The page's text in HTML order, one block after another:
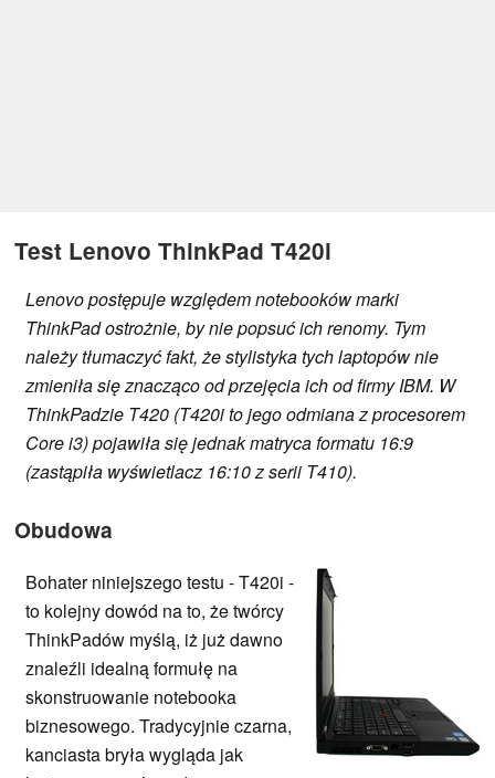
Test Lenovo ThinkPad T420i
Lenovo postępuje względem notebooków marki
ThinkPad ostrożnie, by nie popsuć ich renomy. Tym
należy tłumaczyć fakt, że stylistyka tych laptopów nie
zmieniła się znacząco od przejęcia ich od firmy IBM. W
ThinkPadzie T420 (T420i to jego odmiana z procesorem
Core i3) pojawiła się jednak matryca formatu 16:9
(zastąpiła wyświetlacz 16:10 z serii T410).
Obudowa
Bohater niniejszego testu - T420i -
to kolejny dowód na to, że twórcy
ThinkPadów myślą, iż już dawno
znaleźli idealną formułę na
skonstruowanie notebooka
biznesowego. Tradycyjnie czarna,
kanciasta bryła wygląda jak